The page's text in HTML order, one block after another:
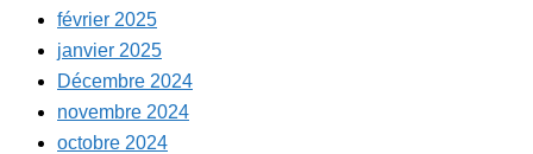
février 2025
janvier 2025
Décembre 2024
novembre 2024
octobre 2024